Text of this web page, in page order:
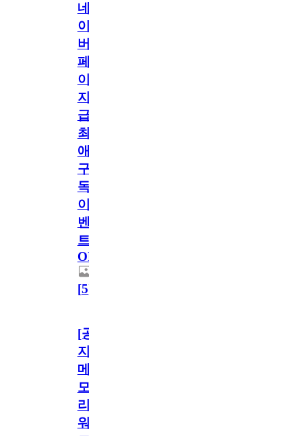
네
이
버
페
이
지
급!
최
애
구
독
이
벤
트
OPEN!
[5]
[공
지]
메
모
리
워